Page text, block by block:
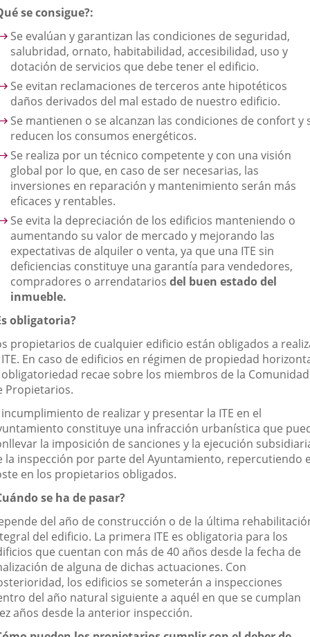
se consigue?:
Se evalúan y garantizan las condiciones de seguridad,
salubridad, ornato, habitabilidad, accesibilidad, uso y
dotación de servicios que debe tener el edificio.
Se evitan reclamaciones de terceros ante hipotéticos
daños derivados del mal estado de nuestro edificio.
Se mantienen o se alcanzan las condiciones de confort y
reducen los consumos energéticos.
Se realiza por un técnico competente y con una visión
global por lo que, en caso de ser necesarias, las
inversiones en reparación y mantenimiento serán más
eficaces y rentables.
Se evita la depreciación de los edificios manteniendo o
aumentando su valor de mercado y mejorando las
expectativas de alquiler o venta, ya que una ITE sin
deficiencias constituye una garantía para vendedores,
compradores o arrendatarios del buen estado del
inmueble.
obligatoria?
propietarios de cualquier edificio están obligados a
En caso de edificios en régimen de propiedad
recae sobre los miembros de la Comunidad
Propietarios.
incumplimiento de realizar y presentar la ITE en el
constituye una infracción urbanística que
la imposición de sanciones y la ejecución
la inspección por parte del Ayuntamiento, repercutiendo
en los propietarios obligados.
se ha de pasar?
del año de construcción o de la última
del edificio. La primera ITE es obligatoria para los
que cuentan con más de 40 años desde la fecha de
de alguna de dichas actuaciones. Con
los edificios se someterán a inspecciones
del año natural siguiente a aquél en que se cumplan
años desde la anterior inspección.